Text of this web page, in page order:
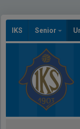
IKS Senior